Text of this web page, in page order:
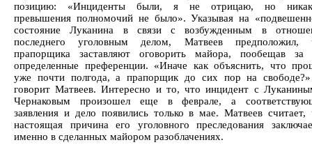
позицию: «Инциденты были, я не отрицаю, но
превышения полномочий не было». Указывая на
состояние Луканина в связи с возбужденным в
последнего уголовным делом, Матвеев предположил,
прапорщика заставляют оговорить майора, пообещав за
определенные преференции. «Иначе как объяснить, что
уже почти полгода, а прапорщик до сих пор на
говорит Матвеев. Интересно и то, что инцидент с
Чернаковым произошел еще в феврале, а
заявления и дело появились только в мае. Матвеев считает,
настоящая причина его уголовного преследования
именно в сделанных майором разоблачениях.